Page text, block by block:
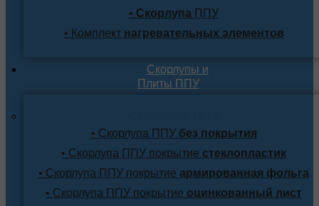
• Скорлупа ППУ
• Комплектнагревательных элементов
Скорлупы и
Плиты ППУ
• Скорлупа ППУбез покрытия
• Скорлупа ППУ покрытие стеклопластик
• Скорлупа ППУ покрытие армированная фольга
• Скорлупа ППУ покрытие оцинкованный лист